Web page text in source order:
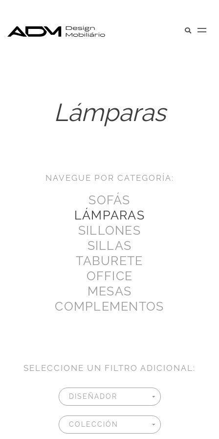
Lámparas
NAVEGUE POR CATEGORÍA:
SOFÁS
LÁMPARAS
SILLONES
SILLAS
TABURETE
OFFICE
MESAS
COMPLEMENTOS
SELECCIONE UN FILTRO ADICIONAL: